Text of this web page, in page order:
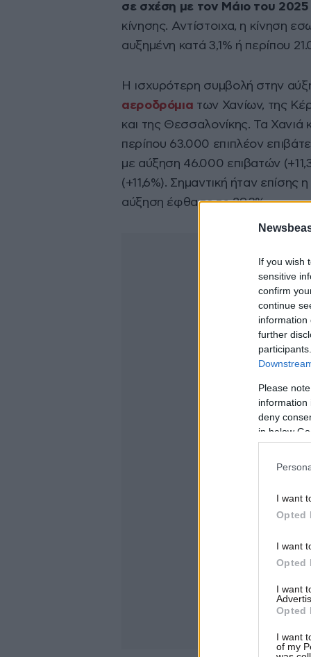
If you wish
sensitive
confirm
continue
information
further
Please
information
deny
in below
I want
Opted
I want
Opted
I want
Opted
I want
of my
σε σχέση με τον Μάιο του 2025
κίνησης. Αντίστοιχα, η κίνηση
αυξημένη κατά 3,1% ή περίπου
Η ισχυρότερη συμβολή στην
αεροδρόμια των Χανίων, της
και της Θεσσαλονίκης. Τα
περίπου 63.000 επιπλέον
με αύξηση 46.000 επιβατών
(+11,6%). Σημαντική ήταν
αύξηση έφθασε το 29,3%.